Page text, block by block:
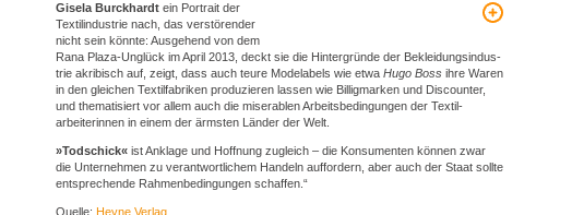
Gisela Burckhardt ein Portrait der
Textilindustrie nach, das verstörender
nicht sein könnte: Ausgehend von dem
Rana Plaza-Unglück im April 2013, deckt sie die Hintergründe der Bekleidungs­indus­
trie akribisch auf, zeigt, dass auch teure Modelabels wie etwa Hugo Boss ihre Waren
in den gleichen Textilfabriken produ­zieren lassen wie Billig­marken und Discounter,
und thema­tisiert vor allem auch die miserablen Arbeitsbedingun­gen der Textil­
arbeiterinnen in einem der ärm­sten Länder der Welt.
»Todschick« ist Anklage und Hoffnung zugleich – die Konsumenten können zwar
die Unternehmen zu verant­wortlichem Handeln auffordern, aber auch der Staat sollte
entsprechende Rahmen­bedingungen schaffen.“
Quelle: Heyne Verlag